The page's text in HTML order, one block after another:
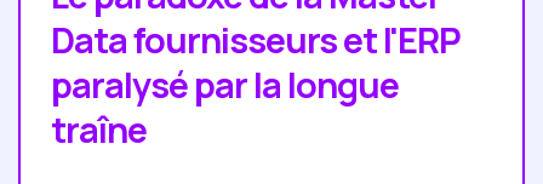
Data fournisseurs et l'ERP
paralysé par la longue
traîne